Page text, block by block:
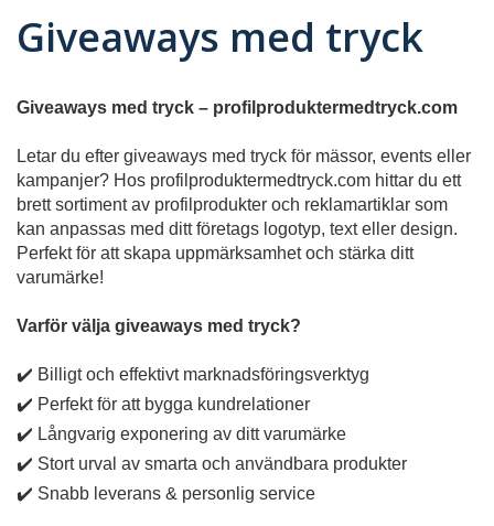
Giveaways med tryck
Giveaways med tryck – profilproduktermedtryck.com
Letar du efter giveaways med tryck för mässor, events eller
kampanjer? Hos profilproduktermedtryck.com hittar du ett
brett sortiment av profilprodukter och reklamartiklar som
kan anpassas med ditt företags logotyp, text eller design.
Perfekt för att skapa uppmärksamhet och stärka ditt
varumärke!
Varför välja giveaways med tryck?
✔️ Billigt och effektivt marknadsföringsverktyg
✔️ Perfekt för att bygga kundrelationer
✔️ Långvarig exponering av ditt varumärke
✔️ Stort urval av smarta och användbara produkter
✔️ Snabb leverans & personlig service